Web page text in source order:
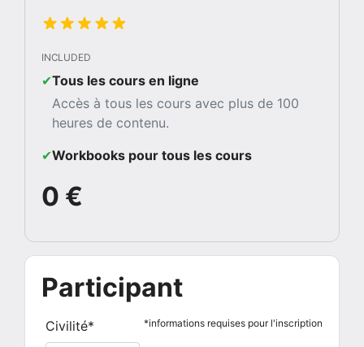
INCLUDED
✔︎Tous les cours en ligne
Accès à tous les cours avec plus de 100
heures de contenu.
✔︎Workbooks pour tous les cours
0 €
Participant
*informations requises pour l'inscription
Civilité*